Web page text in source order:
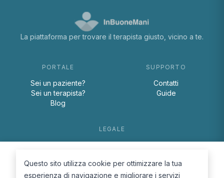
La piattaforma per trovare il terapista giusto, vicino a te.
PORTALE
Sei un paziente?
Sei un terapista?
Blog
SUPPORTO
Contatti
Guide
LEGALE
Cookie Policy
Questo sito utilizza cookie per ottimizzare la tua
esperienza di navigazione e migliorare i servizi